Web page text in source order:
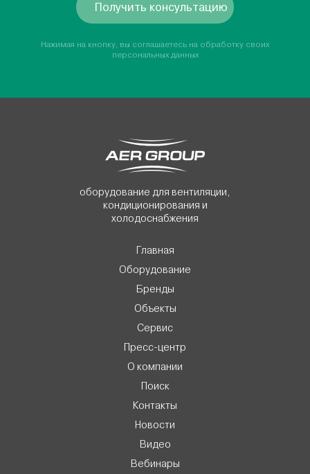
Получить консультацию
Нажимая на кнопку, вы соглашаетесь на обработку своих
персональных данных
оборудование для вентиляции,
кондиционирования и
холодоснабжения
Главная
Оборудование
Бренды
Объекты
Сервис
Пресс-центр
О компании
Поиск
Контакты
Новости
Видео
Вебинары